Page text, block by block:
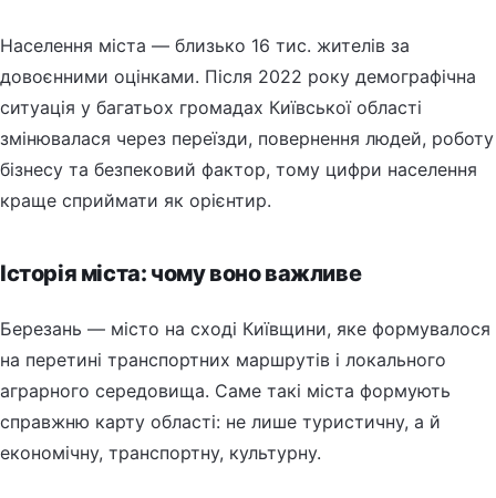
Населення міста — близько 16 тис. жителів за
довоєнними оцінками. Після 2022 року демографічна
ситуація у багатьох громадах Київської області
змінювалася через переїзди, повернення людей, роботу
бізнесу та безпековий фактор, тому цифри населення
краще сприймати як орієнтир.
Історія міста: чому воно важливе
Березань — місто на сході Київщини, яке формувалося
на перетині транспортних маршрутів і локального
аграрного середовища. Саме такі міста формують
справжню карту області: не лише туристичну, а й
економічну, транспортну, культурну.